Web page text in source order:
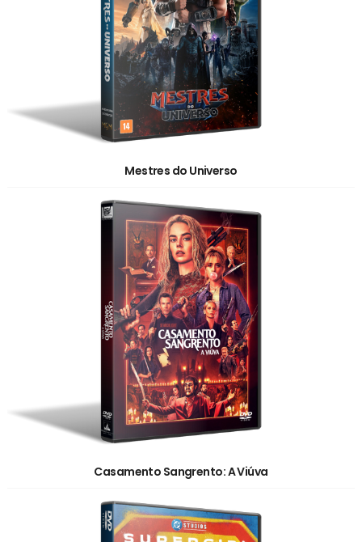
Mestres do Universo
Casamento Sangrento: A Viúva